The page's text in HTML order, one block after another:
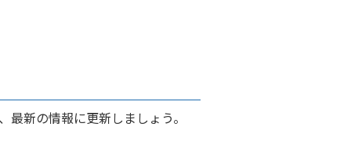
新の情報に更新しましょう。